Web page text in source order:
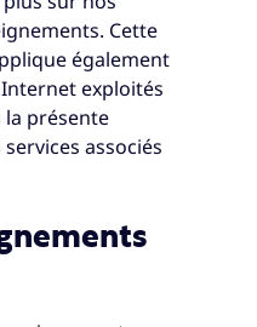
Cette
également
exploités
la présente
associés